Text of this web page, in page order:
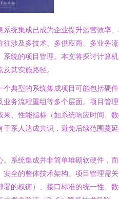
统集成已成为企业提升运营效率
涉及多技术、多供应商、多业务
统的项目管理。本文将探讨计算
其实施路径。
典型的系统集成项目可能包括硬
务流程重组等多个层面。项目管
、性能指标（如系统响应时间、
系人达成共识，避免后续范围蔓
系统集成并非简单堆砌软硬件，
全的整体技术架构。项目管理需
的权衡）、接口标准的统一性、